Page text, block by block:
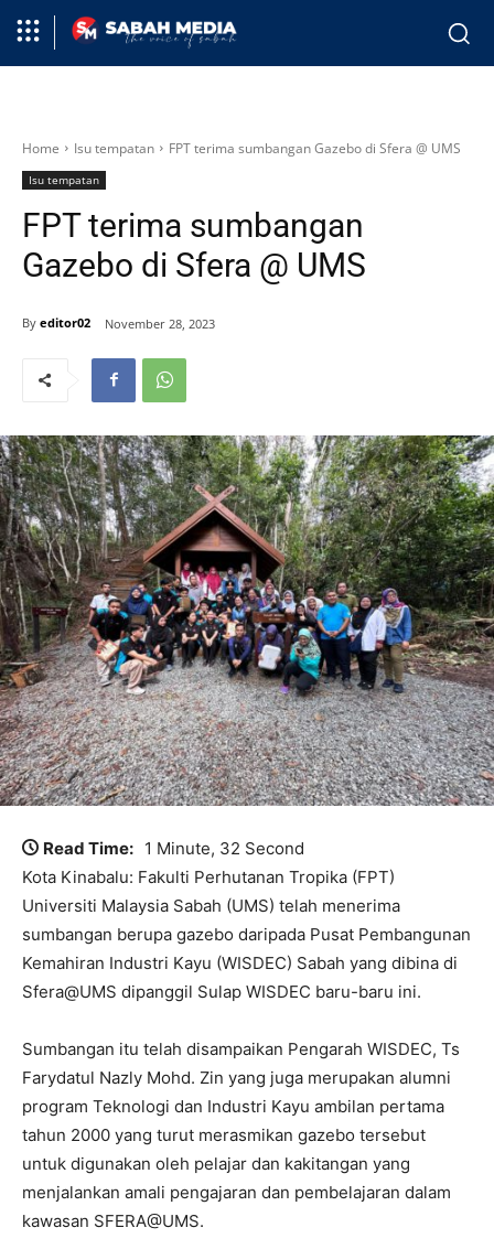
Home Isu tempatan FPT terima sumbangan Gazebo di Sfera @ UMS
Isu tempatan
FPT terima sumbangan
Gazebo di Sfera @ UMS
By editor02 November 28, 2023
Read Time: 1 Minute, 32 Second
Kota Kinabalu: Fakulti Perhutanan Tropika (FPT)
Universiti Malaysia Sabah (UMS) telah menerima
sumbangan berupa gazebo daripada Pusat Pembangunan
Kemahiran Industri Kayu (WISDEC) Sabah yang dibina di
Sfera@UMS dipanggil Sulap WISDEC baru-baru ini.
Sumbangan itu telah disampaikan Pengarah WISDEC, Ts
Farydatul Nazly Mohd. Zin yang juga merupakan alumni
program Teknologi dan Industri Kayu ambilan pertama
tahun 2000 yang turut merasmikan gazebo tersebut
untuk digunakan oleh pelajar dan kakitangan yang
menjalankan amali pengajaran dan pembelajaran dalam
kawasan SFERA@UMS.